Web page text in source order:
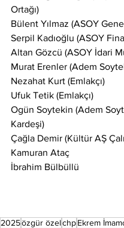
Ortağı)
Bülent Yılmaz (ASOY
Serpil Kadıoğlu (ASOY
Altan Gözcü (ASOY İdari
Murat Erenler (Adem
Nezahat Kurt (Emlakçı)
Ufuk Tetik (Emlakçı)
Ogün Soytekin (Adem
Kardeşi)
Çağla Demir (Kültür AŞ
Kamuran Ataç
İbrahim Bülbüllü
2025özgür özelchpEkrem